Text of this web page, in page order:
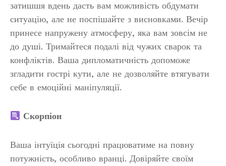
затишшя вдень дасть вам можливість обдумати
ситуацію, але не поспішайте з висновками. Вечір
принесе напружену атмосферу, яка вам зовсім не
до душі. Тримайтеся подалі від чужих сварок та
конфліктів. Ваша дипломатичність допоможе
згладити гострі кути, але не дозволяйте втягувати
себе в емоційні маніпуляції.
Скорпіон
Ваша інтуїція сьогодні працюватиме на повну
потужність, особливо вранці. Довіряйте своїм